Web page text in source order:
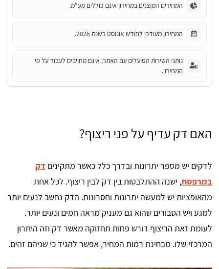
המחירים המוצגים במחירון אינם כוללים מע"מ.
המחירון מעודכן לחודש אוגוסט בשנת 2026.
נותני השירות הפועלים עם האתר, אינם מחויבים לעבוד על פי
המחירון.
האם דק עדיף על פני ריצוף?
לדקים יש מספר יתרונות ובדרך כלל כאשר מתקינים דק
במרפסת, ישנה ההתלבטות בין דק לבין ריצוף. לכל אחת
מהאופציות יש למעשה יתרונות וחסרונות. הדק נחשב לנעים יותר
למגע ויש הסבורים שהוא גם מעניק מראה חמים ונעים יותר.
לעומת זאת הריצוף דורש פחות תחזוקה מאשר דק וזה היתרון
המרכזי שלו. מבחינת רמות המחיר, אפשר להגיד כי שניהם זהים.